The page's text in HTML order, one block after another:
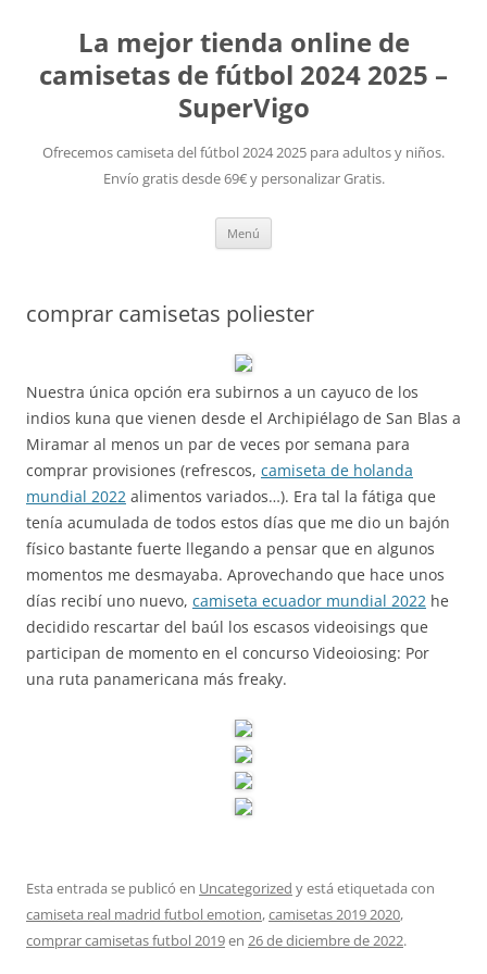
La mejor tienda online de
camisetas de fútbol 2024 2025 –
SuperVigo
Ofrecemos camiseta del fútbol 2024 2025 para adultos y niños.
Envío gratis desde 69€ y personalizar Gratis.
Menú
comprar camisetas poliester
Nuestra única opción era subirnos a un cayuco de los
indios kuna que vienen desde el Archipiélago de San Blas a
Miramar al menos un par de veces por semana para
comprar provisiones (refrescos, camiseta de holanda
mundial 2022 alimentos variados…). Era tal la fátiga que
tenía acumulada de todos estos días que me dio un bajón
físico bastante fuerte llegando a pensar que en algunos
momentos me desmayaba. Aprovechando que hace unos
días recibí uno nuevo, camiseta ecuador mundial 2022 he
decidido rescartar del baúl los escasos videoisings que
participan de momento en el concurso Videoiosing: Por
una ruta panamericana más freaky.
Esta entrada se publicó en Uncategorized y está etiquetada con
camiseta real madrid futbol emotion,camisetas 2019 2020,
comprar camisetas futbol 2019en 26 de diciembre de 2022.